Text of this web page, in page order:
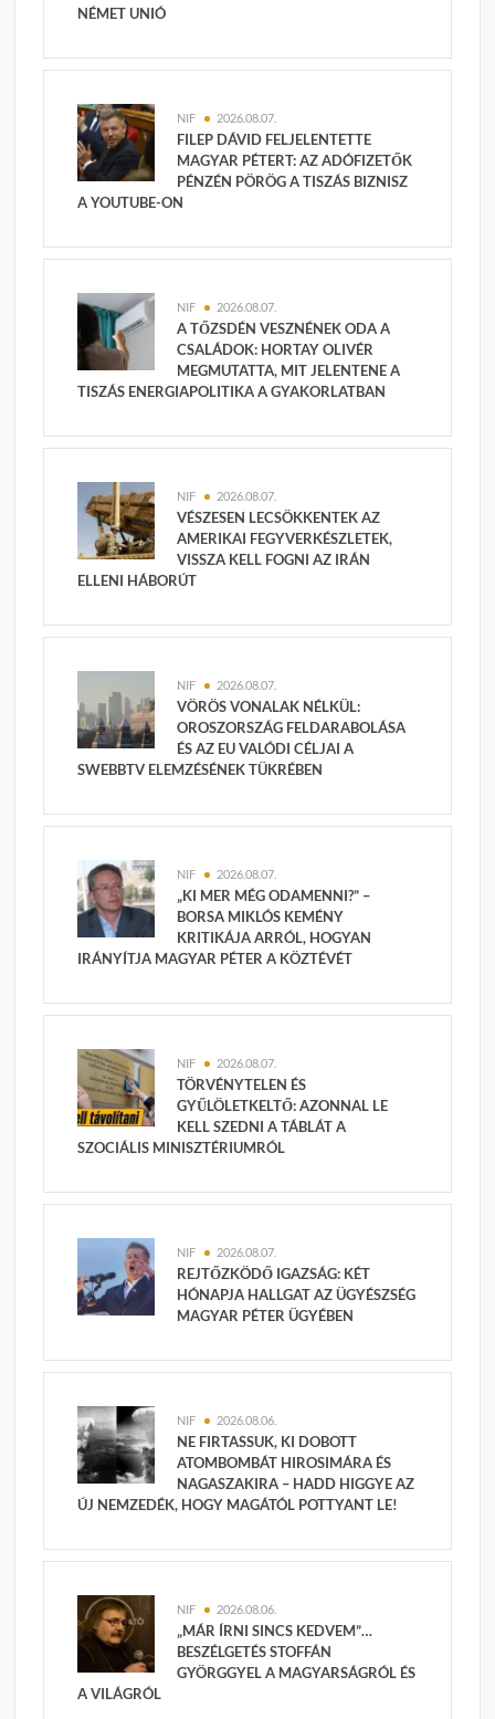
NÉMET UNIÓ
NIF 2026.08.07.
FILEP DÁVID FELJELENTETTE
MAGYAR PÉTERT: AZ ADÓFIZETŐK
PÉNZÉN PÖRÖG A TISZÁS BIZNISZ
A YOUTUBE-ON
NIF 2026.08.07.
A TŐZSDÉN VESZNÉNEK ODA A
CSALÁDOK: HORTAY OLIVÉR
MEGMUTATTA, MIT JELENTENE A
TISZÁS ENERGIAPOLITIKA A GYAKORLATBAN
NIF 2026.08.07.
VÉSZESEN LECSÖKKENTEK AZ
AMERIKAI FEGYVERKÉSZLETEK,
VISSZA KELL FOGNI AZ IRÁN
ELLENI HÁBORÚT
NIF 2026.08.07.
VÖRÖS VONALAK NÉLKÜL:
OROSZORSZÁG FELDARABOLÁSA
ÉS AZ EU VALÓDI CÉLJAI A
SWEBBTV ELEMZÉSÉNEK TÜKRÉBEN
NIF 2026.08.07.
„KI MER MÉG ODAMENNI?” –
BORSA MIKLÓS KEMÉNY
KRITIKÁJA ARRÓL, HOGYAN
IRÁNYÍTJA MAGYAR PÉTER A KÖZTÉVÉT
NIF 2026.08.07.
TÖRVÉNYTELEN ÉS
GYŰLÖLETKELTŐ: AZONNAL LE
KELL SZEDNI A TÁBLÁT A
SZOCIÁLIS MINISZTÉRIUMRÓL
NIF 2026.08.07.
REJTŐZKÖDŐ IGAZSÁG: KÉT
HÓNAPJA HALLGAT AZ ÜGYÉSZSÉG
MAGYAR PÉTER ÜGYÉBEN
NIF 2026.08.06.
NE FIRTASSUK, KI DOBOTT
ATOMBOMBÁT HIROSIMÁRA ÉS
NAGASZAKIRA – HADD HIGGYE AZ
ÚJ NEMZEDÉK, HOGY MAGÁTÓL POTTYANT LE!
NIF 2026.08.06.
„MÁR ÍRNI SINCS KEDVEM”…
BESZÉLGETÉS STOFFÁN
GYÖRGGYEL A MAGYARSÁGRÓL ÉS
A VILÁGRÓL